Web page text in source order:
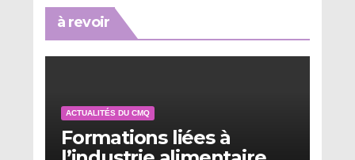
à revoir
ACTUALITÉS DU CMQ
Formations liées à